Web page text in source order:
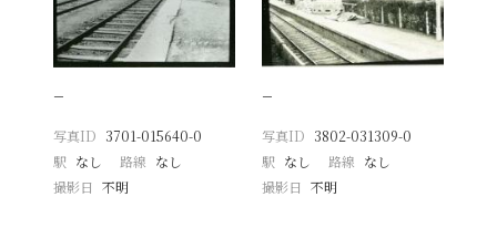
−
写真ID 3701-015640-0
駅 なし 路線 なし
撮影日
不明
−
写真ID 3802-031309-0
駅 なし 路線 なし
撮影日 不明